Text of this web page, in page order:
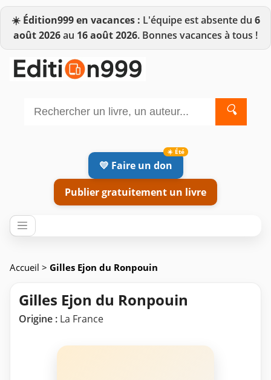
☀️ Édition999 en vacances : L'équipe est absente du 6
août 2026au 16 août 2026. Bonnes vacances à tous !
🔍
💛 Faire un don
Publier gratuitement un livre
Accueil > Gilles Ejon du Ronpouin
Gilles Ejon du Ronpouin
Origine : La France